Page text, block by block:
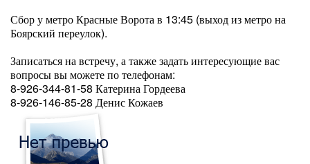
Сбор у метро Красные Ворота в 13:45 (выход из метро на
Боярский переулок).
Записаться на встречу, а также задать интересующие вас
вопросы вы можете по телефонам:
8-926-344-81-58 Катерина Гордеева
8-926-146-85-28 Денис Кожаев